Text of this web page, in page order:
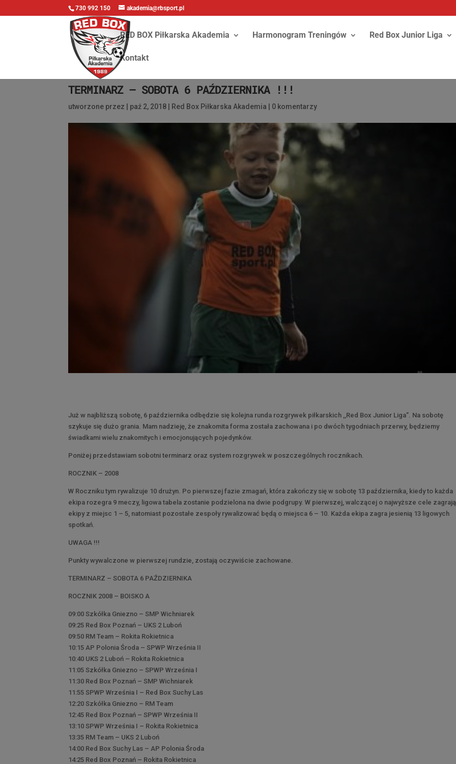
730 992 150 akademia@rbsport.pl
RED BOX Piłkarska Akademia Harmonogram Treningów Red Box Junior Liga
Kontakt
TERMINARZ – SOBOTA 6 PAŹDZIERNIKA !!!
utworzone przez paź 2, 2018 Red Box Piłkarska Akademia 0 komentarzy
Już w najbliższą sobotę, 6 października odbędzie się kolejna runda rozgrywek piłkarskich ,,Red Box Junior Liga”. Na sobotę
szykuje się dużo grania. Mam nadzieję, że znakomita forma została zachowana i po dwóch tygodniach przerwy, będziemy
świadkami wielu znakomitych i emocjonujących pojedynków.
Poniżej przedstawiam sobotni terminarz oraz system rozgrywek w poszczególnych rocznikach.
ROCZNIK – 2008
W Roczniku tym rywalizuje 10 drużyn. Po pierwszej fazie zmagań, która zakończy się w sobotę 13 października, kiedy to każda
ekipa rozegra 9 meczy, ligowa tabela zostanie podzielona na dwie podgrupy. W pierwszej, walczącej o najwyższe cele zagrają
ekipy z miejsc 1 – 5, natomiast pozostałe zespoły rywalizować będą o miejsca 6 – 10. Każda ekipa zagra jesienią 13 ligowych
spotkań.
UWAGA !!!
Punkty wywalczone w pierwszej rundzie, zostają oczywiście zachowane.
TERMINARZ – SOBOTA 6 PAŹDZIERNIKA
ROCZNIK 2008 – BOISKO A
09:00 Szkółka Gniezno – SMP Wichniarek
09:25 Red Box Poznań – UKS 2 Luboń
09:50 RM Team – Rokita Rokietnica
10:15 AP Polonia Środa – SPWP Września II
10:40 UKS 2 Luboń – Rokita Rokietnica
11:05 Szkółka Gniezno – SPWP Września I
11:30 Red Box Poznań – SMP Wichniarek
11:55 SPWP Września I – Red Box Suchy Las
12:20 Szkółka Gniezno – RM Team
12:45 Red Box Poznań – SPWP Września II
13:10 SPWP Września I – Rokita Rokietnica
13:35 RM Team – UKS 2 Luboń
14:00 Red Box Suchy Las – AP Polonia Środa
14:25 Red Box Poznań – Rokita Rokietnica